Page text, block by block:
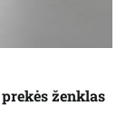
ženklas